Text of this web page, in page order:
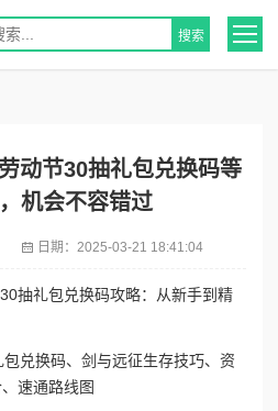
动节30抽礼包兑换码等
机会不容错过
日期： 2025-03-21 18:41:04
抽礼包兑换码攻略：从新手到精
兑换码、剑与远征生存技巧、资
速通路线图